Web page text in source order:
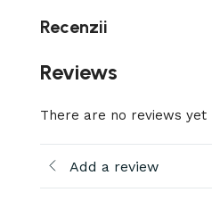
Recenzii
Reviews
There are no reviews yet
Add a review